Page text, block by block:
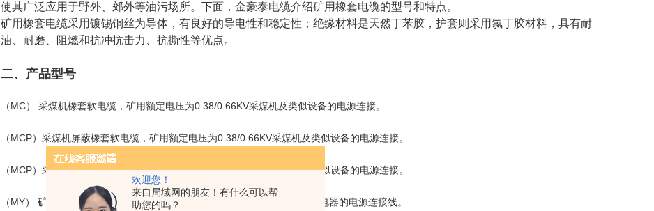
欢迎您！
来自局域网的朋友！有什么可以帮
助您的吗？
使其广泛应用于野外、郊外等油污场所。下面，金豪泰电缆介绍矿用橡套电缆的型号和特点。
矿用橡套电缆采用镀锡铜丝为导体，有良好的导电性和稳定性；绝缘材料是天然丁苯胶，护套则采用氯丁胶材料，具有耐
油、耐磨、阻燃和抗冲抗击力、抗撕性等优点。
二、产品型号
（MC） 采煤机橡套软电缆，矿用额定电压为0.38/0.66KV采煤机及类似设备的电源连接。
（MCP）采煤机屏蔽橡套软电缆，矿用额定电压为0.38/0.66KV采煤机及类似设备的电源连接。
（MCP）采煤机屏蔽橡套软电缆，矿用额定电压为0.66/1.14KV采煤机及类似设备的电源连接。
（MY） 矿用移动橡套软电缆 矿用额定电压为0.38/0.66KV矿井下各种移动电器的电源连接线。